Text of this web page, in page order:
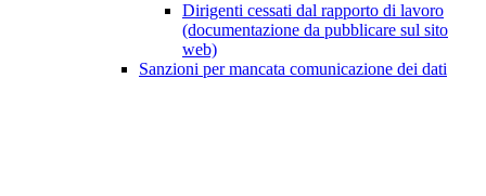
Dirigenti cessati dal rapporto di lavoro
(documentazione da pubblicare sul sito
web)
Sanzioni per mancata comunicazione dei dati